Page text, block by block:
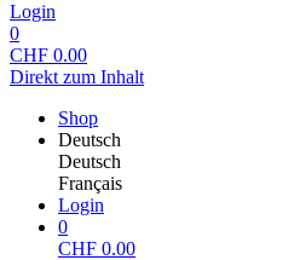
Login
0
CHF 0.00
Direkt zum Inhalt
Shop
Deutsch
Deutsch
Français
Login
0
CHF 0.00